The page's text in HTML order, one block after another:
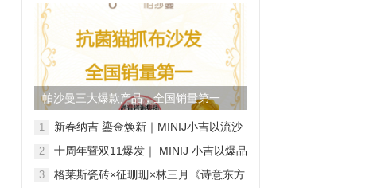
帕沙曼三大爆款产品，全国销量第一
1
新春纳吉 鎏金焕新｜MINIJ小吉以流沙
2
十周年暨双11爆发｜ MINIJ 小吉以爆品
样
3
格莱斯瓷砖×征珊珊×林三月《诗意东方